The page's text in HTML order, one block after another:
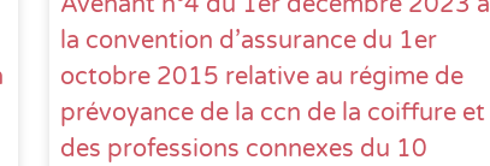
la convention d’assurance du 1er
octobre 2015 relative au régime de
prévoyance de la ccn de la coiffure et
des professions connexes du 10